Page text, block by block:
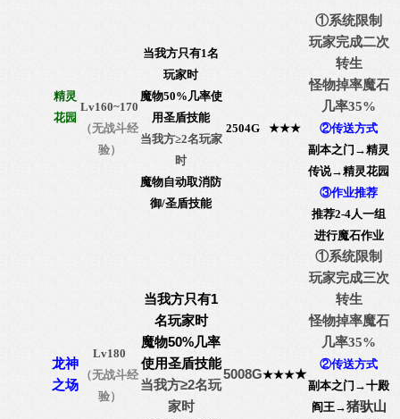
精灵
花园
Lv160~170
（无战斗经
验）
当我方只有1名
玩家时
魔物50%几率使
用圣盾技能
当我方≥2名玩家
时
魔物自动取消防
御/圣盾技能
2504G ★★★
①系统限制
玩家完成二次
转生
怪物掉率魔石
几率35%
②传送方式
副本之门→精灵
传说→精灵花园
③作业推荐
推荐2-4人一组
进行魔石作业
龙神
之场
Lv180
（无战斗经
验）
当我方只有1
名玩家时
魔物50%几率
使用圣盾技能
当我方≥2名玩
家时
5008G★★★★
①系统限制
玩家完成三次
转生
怪物掉率魔石
几率35%
②传送方式
副本之门→十殿
阎王→猪驮山